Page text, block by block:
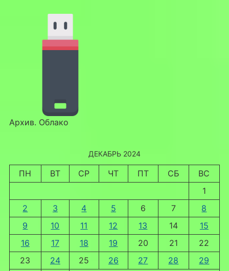
Архив. Облако
ДЕКАБРЬ 2024
ПН ВТ СР ЧТ ПТ СБ
ВС
1
2
3 4 5 6 7
8
9
10 11 12 13 14
15
16
17 18 19 20 21
22
23
24 25 26 27 28
29